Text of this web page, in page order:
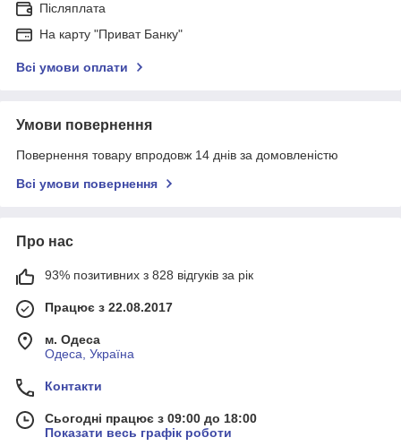
Післяплата
На карту "Приват Банку"
Всі умови оплати
Умови повернення
Повернення товару впродовж 14 днів за домовленістю
Всі умови повернення
Про нас
93% позитивних з 828 відгуків за рік
Працює з 22.08.2017
м. Одеса
Одеса, Україна
Контакти
Сьогодні працює з 09:00 до 18:00
Показати весь графік роботи